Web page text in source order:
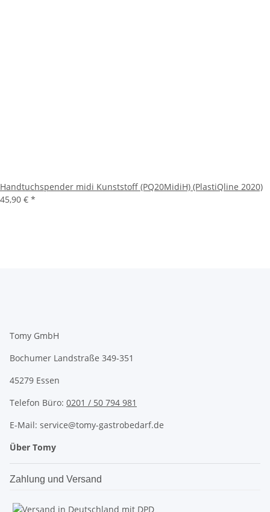
Handtuchspender midi Kunststoff (PQ20MidiH) (PlastiQline 2020)
45,90 € *
Tomy GmbH
Bochumer Landstraße 349-351
45279 Essen
Telefon Büro: 0201 / 50 794 981
E-Mail: service@tomy-gastrobedarf.de
Über Tomy
Zahlung und Versand